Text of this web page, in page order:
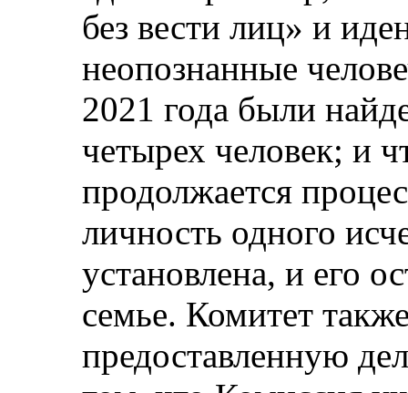
без вести лиц» и
неопознанные
2021 года были
четырех человек; и
продолжается
личность одного
установлена, и его
семье. Комитет
предоставленную